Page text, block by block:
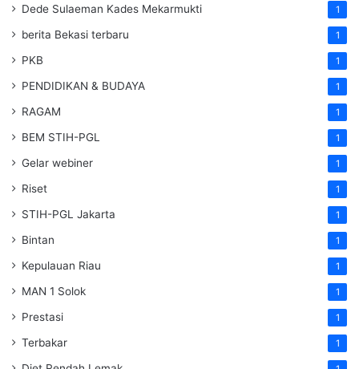
Dede Sulaeman Kades Mekarmukti 1
berita Bekasi terbaru 1
PKB 1
PENDIDIKAN & BUDAYA 1
RAGAM 1
BEM STIH-PGL 1
Gelar webiner 1
Riset 1
STIH-PGL Jakarta 1
Bintan 1
Kepulauan Riau 1
MAN 1 Solok 1
Prestasi 1
Terbakar 1